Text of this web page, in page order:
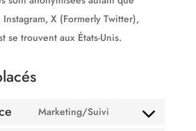
X (Formerly Twitter),
se trouvent aux États-Unis.
Marketing/Suivi
Consent